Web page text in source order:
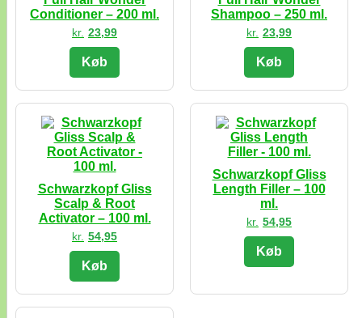
Conditioner – 200 ml.
kr. 23,99
Køb
Shampoo – 250 ml.
kr. 23,99
Køb
Schwarzkopf Gliss
Scalp & Root
Activator – 100 ml.
kr. 54,95
Køb
Schwarzkopf Gliss
Length Filler – 100
ml.
kr. 54,95
Køb